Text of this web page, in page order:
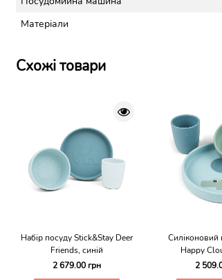
Матеріали
Схожі товари
Набір посуду Stick&Stay Deer
Friends, синій
2 679.00 грн
Силіконовий
Happy
2